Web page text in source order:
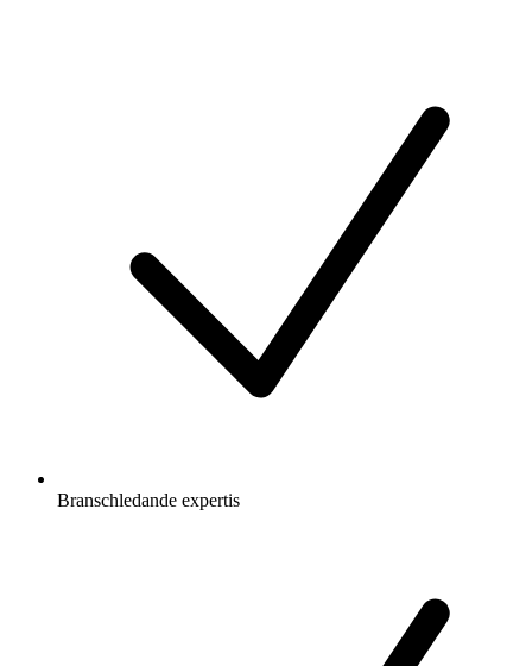
Branschledande expertis